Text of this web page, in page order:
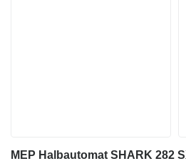
MEP Halbautomat SHARK 282